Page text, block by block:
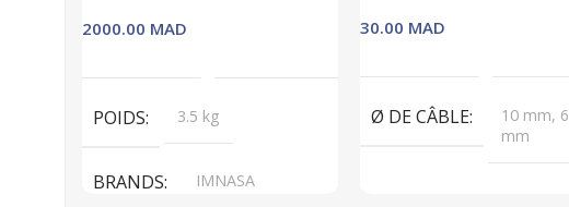
MAD
POIDS 3.5 kg
BRANDS IMNASA
MAD
Ø DE CÂBLE
10 mm, 6
mm